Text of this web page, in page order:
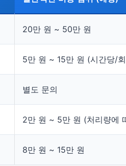
20만 원 ~ 50만 원
5만 원 ~ 15만 원 (시간당/
별도 문의
2만 원 ~ 5만 원 (처리량에
8만 원 ~ 15만 원